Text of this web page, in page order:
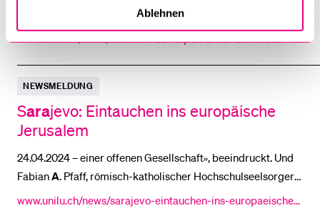
Ablehnen
. eine gesetzliche Grundlage für die
Möglichkeit geschaffen
www.unilu.ch/news/kulturen-der-alpen-urner-an-institut-ve
NEWSMELDUNG
Sarajevo: Eintauchen ins europäische
Jerusalem
24.04.2024 – einer offenen Gesellschaft», beeindruckt. Und
FabianA. Pfaff, römisch-katholischer Hochschulseelsorger
www.unilu.ch/news/sarajevo-eintauchen-ins-europaeische-j